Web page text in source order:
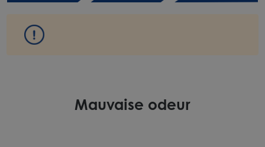
Mauvaise odeur